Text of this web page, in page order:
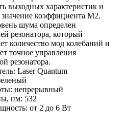
выходных характеристик и
значение коэффициента М2.
шума определен
резонатора, который
количество мод колебаний и
точное управления
резонатора.
Laser Quantum
непрерывный
нм: 532
от 2 до 6 Вт